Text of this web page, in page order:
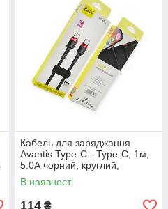
Кабель для заряджання
Avantis Type-C - Type-C, 1м,
5.0А чорний, круглий,
тканинне обплет. PD Cool 40
В наявності
114 ₴